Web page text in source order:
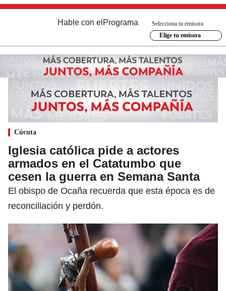
Hable con el Programa
Selecciona tu emisora
Elige tu emisora
Cúcuta
Iglesia católica pide a actores
armados en el Catatumbo que
cesen la guerra en Semana Santa
El obispo de Ocaña recuerda que esta época es de
reconciliación y perdón.